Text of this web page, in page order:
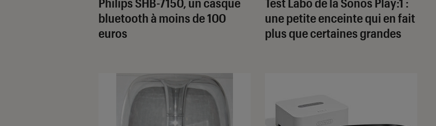
bluetooth à moins de 100
euros
une petite enceinte qui en fait
plus que certaines grandes